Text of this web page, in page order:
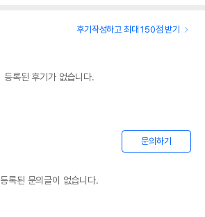
후기작성하고 최대 150점 받기
등록된 후기가 없습니다.
문의하기
등록된 문의글이 없습니다.